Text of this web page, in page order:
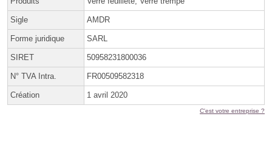
Sigle AMDR
Forme juridique SARL
SIRET 50958231800036
N° TVA Intra. FR00509582318
Création 1 avril 2020
C'est votre entreprise ?